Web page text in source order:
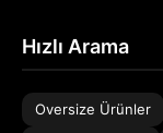
Hızlı Arama
Oversize Ürünler